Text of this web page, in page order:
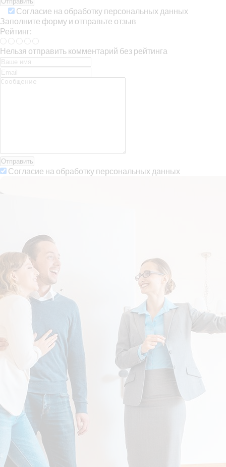
Согласие на обработку персональных данных
Заполните форму и отправьте отзыв
Рейтинг:
Нельзя отправить комментарий без рейтинга
Отправить
Согласие на обработку персональных данных